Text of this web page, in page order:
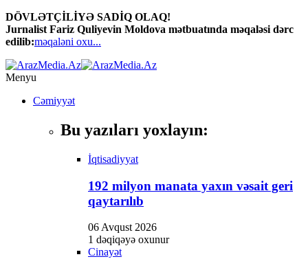
DÖVLƏTÇİLİYƏ SADİQ OLAQ!
Jurnalist Fariz Quliyevin Moldova mətbuatında məqaləsi dərc
edilib:məqaləni oxu...
Menyu
Cəmiyyət
Bu yazıları yoxlayın:
İqtisadiyyat
192 milyon manata yaxın vəsait geri
qaytarılıb
06 Avqust 2026
1 dəqiqəyə oxunur
Cinayət